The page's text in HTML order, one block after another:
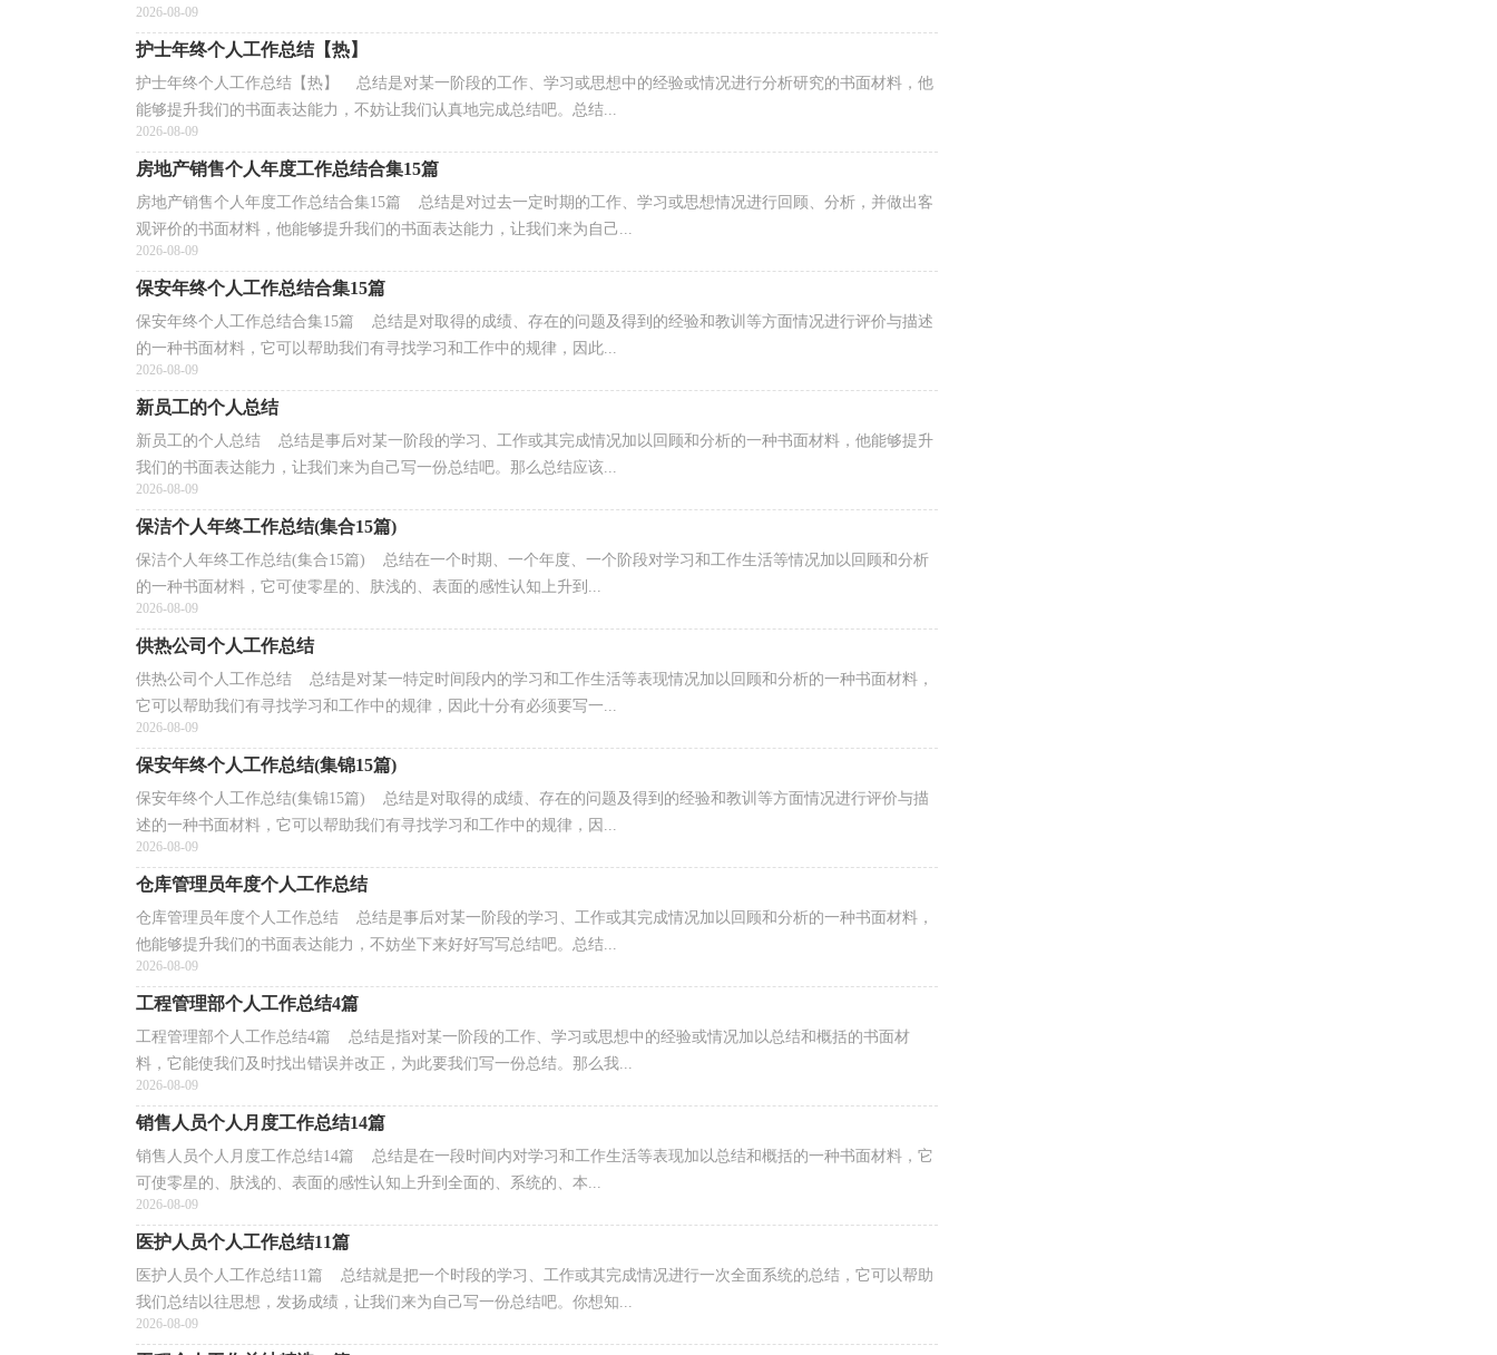
2026-08-09
护士年终个人工作总结【热】
护士年终个人工作总结【热】 总结是对某一阶段的工作、学习或思想中的经验或情况进行分析研究的书面材料，他
能够提升我们的书面表达能力，不妨让我们认真地完成总结吧。总结...
2026-08-09
房地产销售个人年度工作总结合集15篇
房地产销售个人年度工作总结合集15篇 总结是对过去一定时期的工作、学习或思想情况进行回顾、分析，并做出客
观评价的书面材料，他能够提升我们的书面表达能力，让我们来为自己...
2026-08-09
保安年终个人工作总结合集15篇
保安年终个人工作总结合集15篇 总结是对取得的成绩、存在的问题及得到的经验和教训等方面情况进行评价与描述
的一种书面材料，它可以帮助我们有寻找学习和工作中的规律，因此...
2026-08-09
新员工的个人总结
新员工的个人总结 总结是事后对某一阶段的学习、工作或其完成情况加以回顾和分析的一种书面材料，他能够提升
我们的书面表达能力，让我们来为自己写一份总结吧。那么总结应该...
2026-08-09
保洁个人年终工作总结(集合15篇)
保洁个人年终工作总结(集合15篇) 总结在一个时期、一个年度、一个阶段对学习和工作生活等情况加以回顾和分析
的一种书面材料，它可使零星的、肤浅的、表面的感性认知上升到...
2026-08-09
供热公司个人工作总结
供热公司个人工作总结 总结是对某一特定时间段内的学习和工作生活等表现情况加以回顾和分析的一种书面材料，
它可以帮助我们有寻找学习和工作中的规律，因此十分有必须要写一...
2026-08-09
保安年终个人工作总结(集锦15篇)
保安年终个人工作总结(集锦15篇) 总结是对取得的成绩、存在的问题及得到的经验和教训等方面情况进行评价与描
述的一种书面材料，它可以帮助我们有寻找学习和工作中的规律，因...
2026-08-09
仓库管理员年度个人工作总结
仓库管理员年度个人工作总结 总结是事后对某一阶段的学习、工作或其完成情况加以回顾和分析的一种书面材料，
他能够提升我们的书面表达能力，不妨坐下来好好写写总结吧。总结...
2026-08-09
工程管理部个人工作总结4篇
工程管理部个人工作总结4篇 总结是指对某一阶段的工作、学习或思想中的经验或情况加以总结和概括的书面材
料，它能使我们及时找出错误并改正，为此要我们写一份总结。那么我...
2026-08-09
销售人员个人月度工作总结14篇
销售人员个人月度工作总结14篇 总结是在一段时间内对学习和工作生活等表现加以总结和概括的一种书面材料，它
可使零星的、肤浅的、表面的感性认知上升到全面的、系统的、本...
2026-08-09
医护人员个人工作总结11篇
医护人员个人工作总结11篇 总结就是把一个时段的学习、工作或其完成情况进行一次全面系统的总结，它可以帮助
我们总结以往思想，发扬成绩，让我们来为自己写一份总结吧。你想知...
2026-08-09